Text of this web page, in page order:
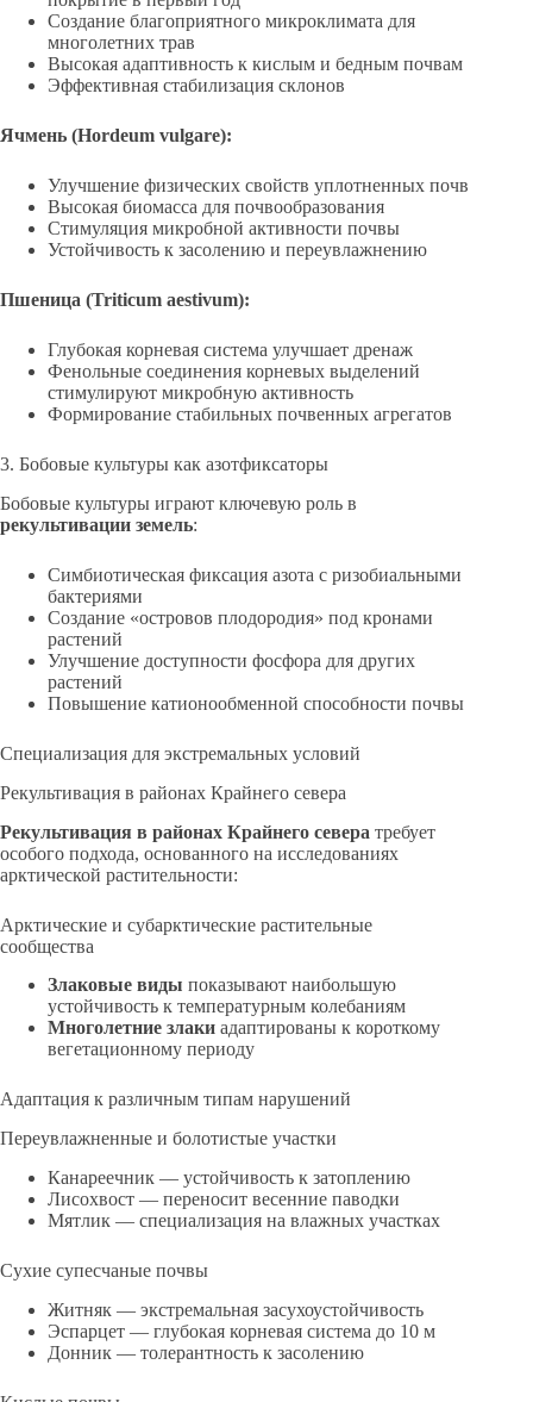
Создание благоприятного микроклимата для
многолетних трав
Высокая адаптивность к кислым и бедным почвам
Эффективная стабилизация склонов
Ячмень (Hordeum vulgare):
Улучшение физических свойств уплотненных почв
Высокая биомасса для почвообразования
Стимуляция микробной активности почвы
Устойчивость к засолению и переувлажнению
Пшеница (Triticum aestivum):
Глубокая корневая система улучшает дренаж
Фенольные соединения корневых выделений
стимулируют микробную активность
Формирование стабильных почвенных агрегатов
3. Бобовые культуры как азотфиксаторы
Бобовые культуры играют ключевую роль в
рекультивации земель:
Симбиотическая фиксация азота с ризобиальными
бактериями
Создание «островов плодородия» под кронами
растений
Улучшение доступности фосфора для других
растений
Повышение катионообменной способности почвы
Специализация для экстремальных условий
Рекультивация в районах Крайнего севера
Рекультивация в районах Крайнего севера требует
особого подхода, основанного на исследованиях
арктической растительности:
Арктические и субарктические растительные
сообщества
Злаковые виды показывают наибольшую
устойчивость к температурным колебаниям
Многолетние злаки адаптированы к короткому
вегетационному периоду
Адаптация к различным типам нарушений
Переувлажненные и болотистые участки
Канареечник — устойчивость к затоплению
Лисохвост — переносит весенние паводки
Мятлик — специализация на влажных участках
Сухие супесчаные почвы
Житняк — экстремальная засухоустойчивость
Эспарцет — глубокая корневая система до 10 м
Донник — толерантность к засолению